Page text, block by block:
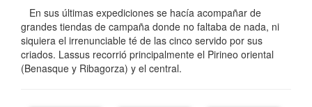
En sus últimas expediciones se hacía acompañar de
grandes tiendas de campaña donde no faltaba de nada, ni
siquiera el irrenunciable té de las cinco servido por sus
criados. Lassus recorrió principalmente el Pirineo oriental
(Benasque y Ribagorza) y el central.